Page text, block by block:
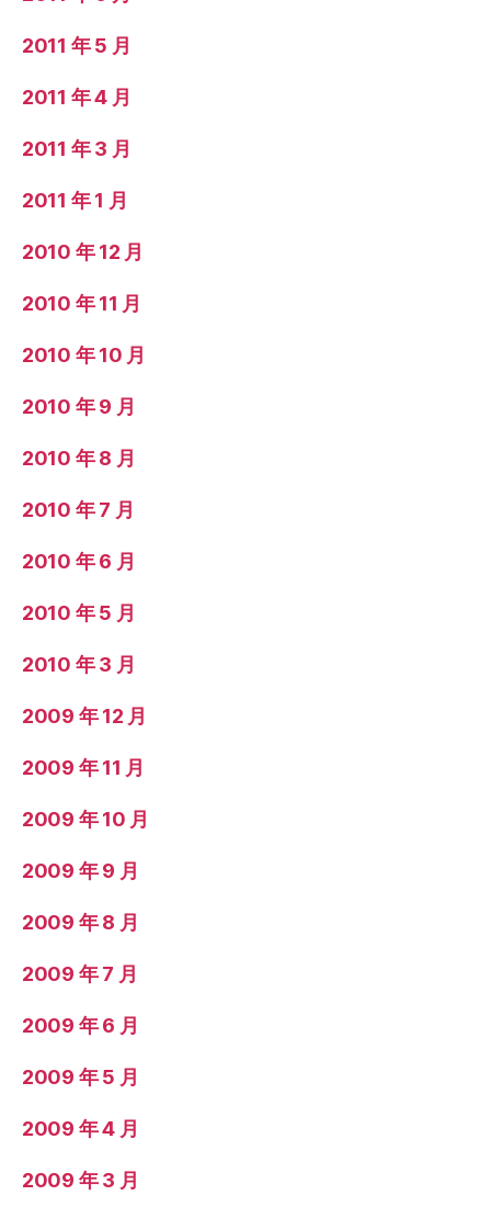
2011 年 5 月
2011 年 4 月
2011 年 3 月
2011 年 1 月
2010 年 12 月
2010 年 11 月
2010 年 10 月
2010 年 9 月
2010 年 8 月
2010 年 7 月
2010 年 6 月
2010 年 5 月
2010 年 3 月
2009 年 12 月
2009 年 11 月
2009 年 10 月
2009 年 9 月
2009 年 8 月
2009 年 7 月
2009 年 6 月
2009 年 5 月
2009 年 4 月
2009 年 3 月